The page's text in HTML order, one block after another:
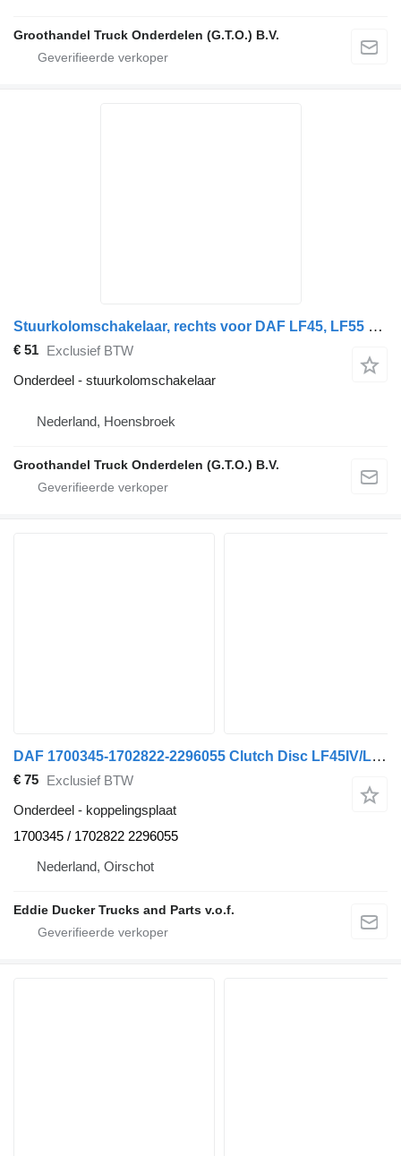
Groothandel Truck Onderdelen (G.T.O.) B.V.
Stuurkolomschakelaar, rechts voor DAF LF45, LF55 vrachtwagen
€ 51 Exclusief BTW
Onderdeel - stuurkolomschakelaar
Nederland, Hoensbroek
Groothandel Truck Onderdelen (G.T.O.) B.V.
DAF 1700345-1702822-2296055 Clutch Disc LF45IV/LF55IV/CF65IV koppelingsplaat voor vrachtwagen
€ 75 Exclusief BTW
Onderdeel - koppelingsplaat
1700345 / 1702822 2296055
Nederland, Oirschot
Eddie Ducker Trucks and Parts v.o.f.